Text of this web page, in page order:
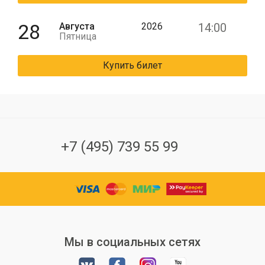
28
Августа
Пятница
2026 14:00
Купить билет
+7 (495) 739 55 99
Мы в социальных сетях